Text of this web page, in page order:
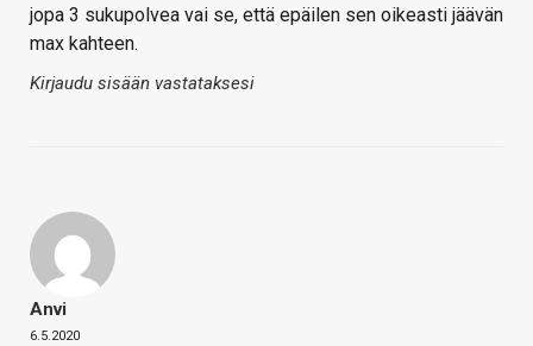
jopa 3 sukupolvea vai se, että epäilen sen oikeasti jäävän
max kahteen.
Kirjaudu sisään vastataksesi
Anvi
6.5.2020